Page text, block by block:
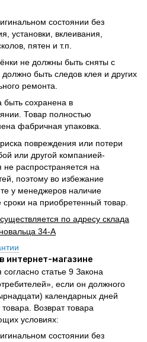
состоянии без
установки, вклеивания,
пятен и т.п.
не должны быть сняты с
быть следов клея и других
ремонта.
быть сохранена в
Товар полностью
фабричная упаковка.
повреждения или потери
или другой компанией-
не распространяется на
поэтому во избежание
у менеджеров наличие
сроки на приобретенный товар.
по адресу склада
34-А
интернет-магазине
согласно статье 9 Закона
если он должного
календарных дней
Возврат товара
условиях:
состоянии без